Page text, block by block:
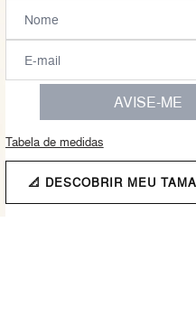
AVISE-ME
Tabela de medidas
📐 DESCOBRIR MEU